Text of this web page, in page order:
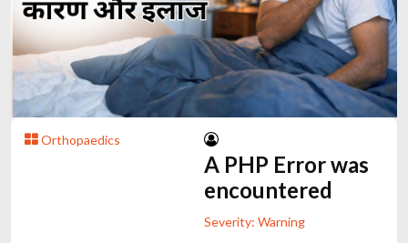
Orthopaedics
A PHP Error was
encountered
Severity: Warning